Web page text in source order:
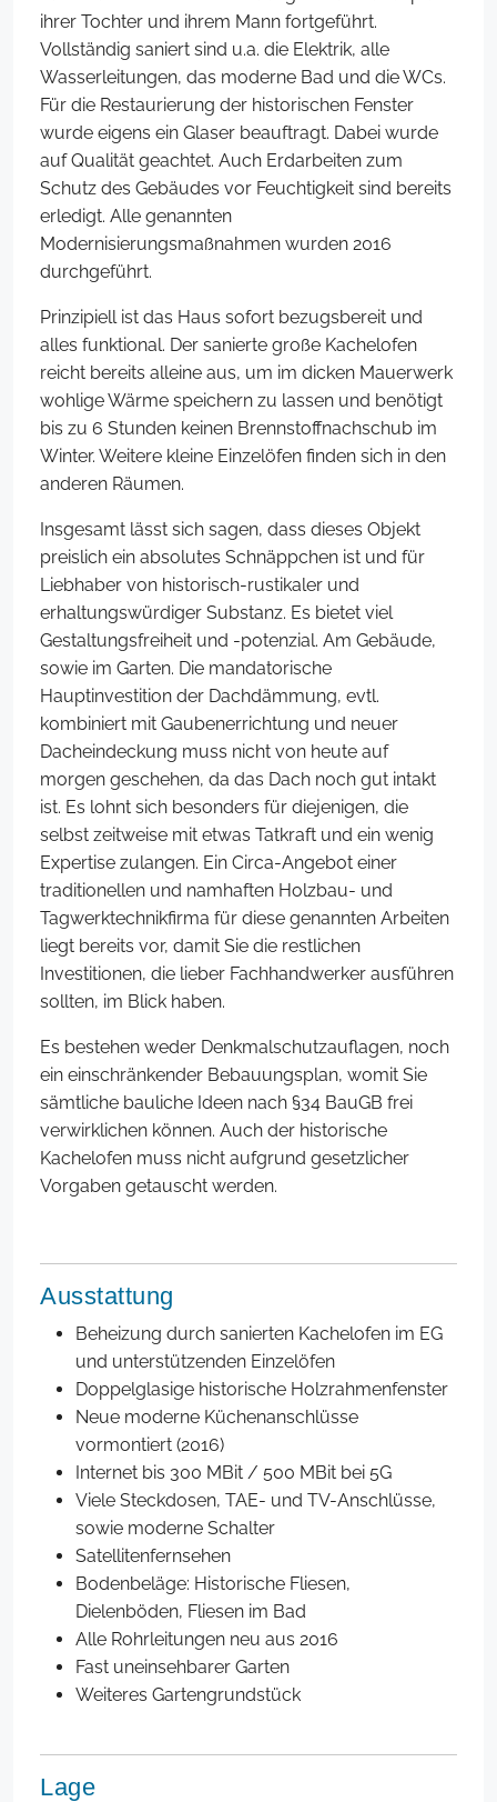
ihrer Tochter und ihrem Mann fortgeführt.
Vollständig saniert sind u.a. die Elektrik, alle
Wasserleitungen, das moderne Bad und die WCs.
Für die Restaurierung der historischen Fenster
wurde eigens ein Glaser beauftragt. Dabei wurde
auf Qualität geachtet. Auch Erdarbeiten zum
Schutz des Gebäudes vor Feuchtigkeit sind bereits
erledigt. Alle genannten
Modernisierungsmaßnahmen wurden 2016
durchgeführt.
Prinzipiell ist das Haus sofort bezugsbereit und
alles funktional. Der sanierte große Kachelofen
reicht bereits alleine aus, um im dicken Mauerwerk
wohlige Wärme speichern zu lassen und benötigt
bis zu 6 Stunden keinen Brennstoffnachschub im
Winter. Weitere kleine Einzelöfen finden sich in den
anderen Räumen.
Insgesamt lässt sich sagen, dass dieses Objekt
preislich ein absolutes Schnäppchen ist und für
Liebhaber von historisch-rustikaler und
erhaltungswürdiger Substanz. Es bietet viel
Gestaltungsfreiheit und -potenzial. Am Gebäude,
sowie im Garten. Die mandatorische
Hauptinvestition der Dachdämmung, evtl.
kombiniert mit Gaubenerrichtung und neuer
Dacheindeckung muss nicht von heute auf
morgen geschehen, da das Dach noch gut intakt
ist. Es lohnt sich besonders für diejenigen, die
selbst zeitweise mit etwas Tatkraft und ein wenig
Expertise zulangen. Ein Circa-Angebot einer
traditionellen und namhaften Holzbau- und
Tagwerktechnikfirma für diese genannten Arbeiten
liegt bereits vor, damit Sie die restlichen
Investitionen, die lieber Fachhandwerker ausführen
sollten, im Blick haben.
Es bestehen weder Denkmalschutzauflagen, noch
ein einschränkender Bebauungsplan, womit Sie
sämtliche bauliche Ideen nach §34 BauGB frei
verwirklichen können. Auch der historische
Kachelofen muss nicht aufgrund gesetzlicher
Vorgaben getauscht werden.
Ausstattung
Beheizung durch sanierten Kachelofen im EG
und unterstützenden Einzelöfen
Doppelglasige historische Holzrahmenfenster
Neue moderne Küchenanschlüsse
vormontiert (2016)
Internet bis 300 MBit / 500 MBit bei 5G
Viele Steckdosen, TAE- und TV-Anschlüsse,
sowie moderne Schalter
Satellitenfernsehen
Bodenbeläge: Historische Fliesen,
Dielenböden, Fliesen im Bad
Alle Rohrleitungen neu aus 2016
Fast uneinsehbarer Garten
Weiteres Gartengrundstück
Lage